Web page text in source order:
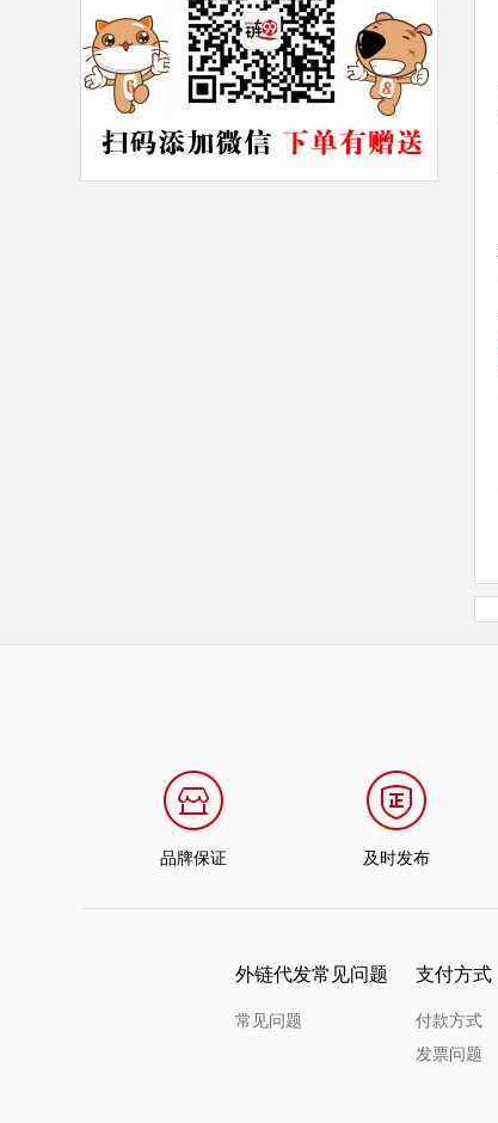
品牌保证 及时发布
外链代发常见问题
常见问题
支付方式
付款方式
发票问题